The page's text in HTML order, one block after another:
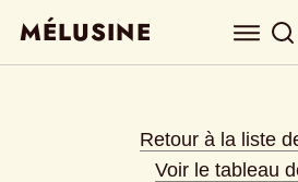
MÉLUSINE
Retour à la liste
Voir le tableau